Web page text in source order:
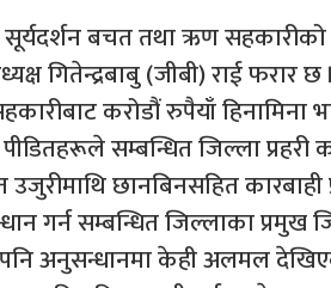
सूर्यदर्शन बचत तथा ऋण
गितेन्द्रबाबु (जीबी) राई फरार
करोडौं रुपैयाँ
सम्बन्धित जिल्ला प्रहरी
उजुरीमाथि छानबिनसहित
गर्न सम्बन्धित जिल्लाका प्रमुख
अनुसन्धानमा केही अलमल